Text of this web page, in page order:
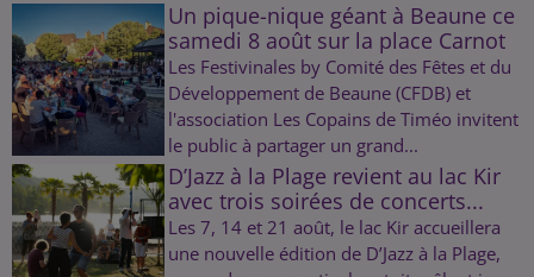
Un pique-nique géant à Beaune ce
samedi 8 août sur la place Carnot
Les Festivinales by Comité des Fêtes et du
Développement de Beaune (CFDB) et
l'association Les Copains de Timéo invitent
le public à partager un grand...
D’Jazz à la Plage revient au lac Kir
avec trois soirées de concerts...
Les 7, 14 et 21 août, le lac Kir accueillera
une nouvelle édition de D’Jazz à la Plage,